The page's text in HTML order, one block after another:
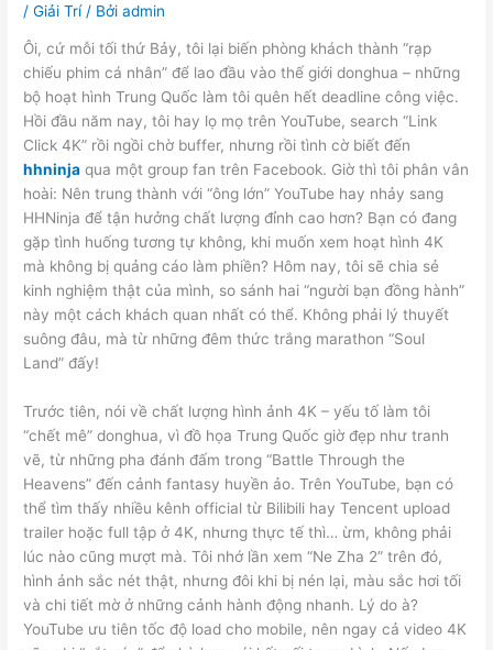
/Giải Trí/ Bởiadmin
Ôi, cứ mỗi tối thứ Bảy, tôi lại biến phòng khách thành “rạp
chiếu phim cá nhân” để lao đầu vào thế giới donghua – những
bộ hoạt hình Trung Quốc làm tôi quên hết deadline công việc.
Hồi đầu năm nay, tôi hay lọ mọ trên YouTube, search “Link
Click 4K” rồi ngồi chờ buffer, nhưng rồi tình cờ biết đến
hhninja qua một group fan trên Facebook. Giờ thì tôi phân vân
hoài: Nên trung thành với “ông lớn” YouTube hay nhảy sang
HHNinja để tận hưởng chất lượng đỉnh cao hơn? Bạn có đang
gặp tình huống tương tự không, khi muốn xem hoạt hình 4K
mà không bị quảng cáo làm phiền? Hôm nay, tôi sẽ chia sẻ
kinh nghiệm thật của mình, so sánh hai “người bạn đồng hành”
này một cách khách quan nhất có thể. Không phải lý thuyết
suông đâu, mà từ những đêm thức trắng marathon “Soul
Land” đấy!
Trước tiên, nói về chất lượng hình ảnh 4K – yếu tố làm tôi
“chết mê” donghua, vì đồ họa Trung Quốc giờ đẹp như tranh
vẽ, từ những pha đánh đấm trong “Battle Through the
Heavens” đến cảnh fantasy huyền ảo. Trên YouTube, bạn có
thể tìm thấy nhiều kênh official từ Bilibili hay Tencent upload
trailer hoặc full tập ở 4K, nhưng thực tế thì… ừm, không phải
lúc nào cũng mượt mà. Tôi nhớ lần xem “Ne Zha 2” trên đó,
hình ảnh sắc nét thật, nhưng đôi khi bị nén lại, màu sắc hơi tối
và chi tiết mờ ở những cảnh hành động nhanh. Lý do à?
YouTube ưu tiên tốc độ load cho mobile, nên ngay cả video 4K